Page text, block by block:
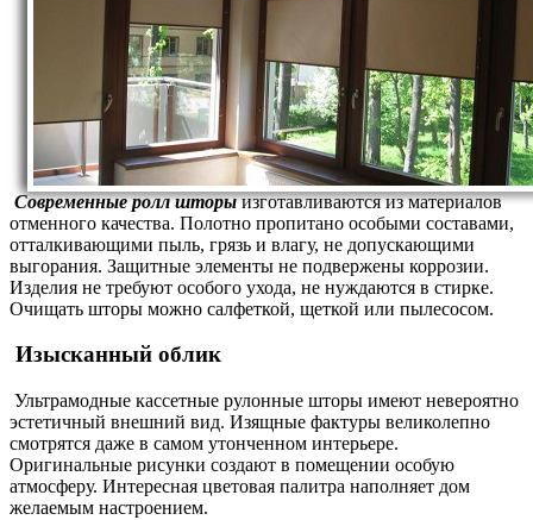
Современные ролл шторыизготавливаются из материалов
отменного качества. Полотно пропитано особыми составами,
отталкивающими пыль, грязь и влагу, не допускающими
выгорания. Защитные элементы не подвержены коррозии.
Изделия не требуют особого ухода, не нуждаются в стирке.
Очищать шторы можно салфеткой, щеткой или пылесосом.
Изысканный облик
Ультрамодные кассетные рулонные шторы имеют невероятно
эстетичный внешний вид. Изящные фактуры великолепно
смотрятся даже в самом утонченном интерьере.
Оригинальные рисунки создают в помещении особую
атмосферу. Интересная цветовая палитра наполняет дом
желаемым настроением.